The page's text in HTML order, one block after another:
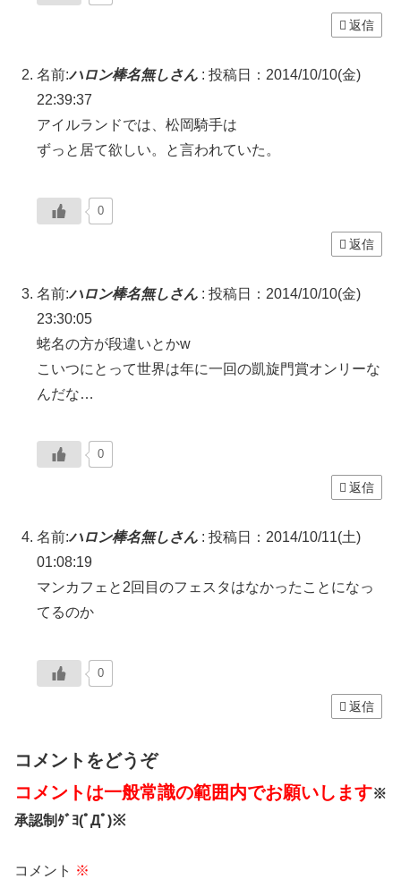
返信
名前:ハロン棒名無しさん : 投稿日：2014/10/10(金)
22:39:37
アイルランドでは、松岡騎手は
ずっと居て欲しい。と言われていた。
0
返信
名前:ハロン棒名無しさん : 投稿日：2014/10/10(金)
23:30:05
蛯名の方が段違いとかw
こいつにとって世界は年に一回の凱旋門賞オンリーな
んだな…
0
返信
名前:ハロン棒名無しさん : 投稿日：2014/10/11(土)
01:08:19
マンカフェと2回目のフェスタはなかったことになっ
てるのか
0
返信
コメントをどうぞ
コメントは一般常識の範囲内でお願いします※
承認制ﾀﾞﾖ(ﾟДﾟ)※
コメント ※